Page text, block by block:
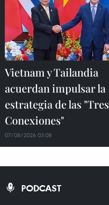
Vietnam y Tailandia
acuerdan impulsar la
estrategia de las "Tres
Conexiones"
07/08/2026 03:08
PODCAST